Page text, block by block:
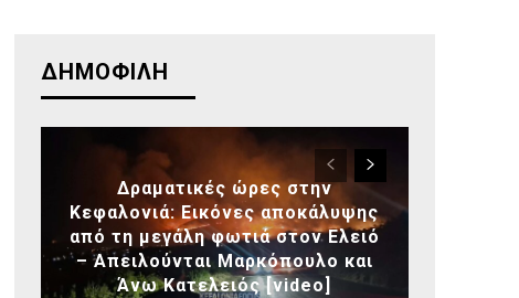
ΔΗΜΟΦΙΛΗ
Δραματικές ώρες στην
Κεφαλονιά: Εικόνες αποκάλυψης
από τη μεγάλη φωτιά στον Ελειό
– Απειλούνται Μαρκόπουλο και
Άνω Κατελειός [video]